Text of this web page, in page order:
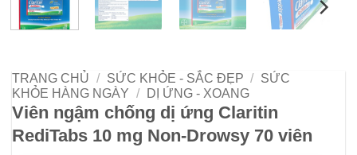
TRANG CHỦ / SỨC KHỎE - SẮC ĐẸP / SỨC
KHỎE HÀNG NGÀY / DỊ ỨNG - XOANG
Viên ngậm chống dị ứng Claritin
RediTabs 10 mg Non-Drowsy 70 viên